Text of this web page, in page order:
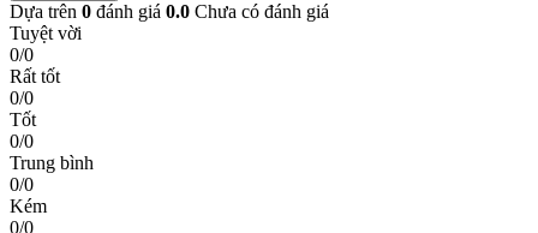
Dựa trên 0 đánh giá 0.0 Chưa có đánh giá
Tuyệt vời
0/0
Rất tốt
0/0
Tốt
0/0
Trung bình
0/0
Kém
0/0